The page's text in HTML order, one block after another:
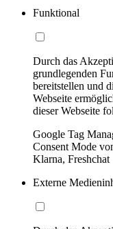
Funktional
Durch das
grundlegenden
bereitstellen und
Webseite
dieser Webseite
Google Tag
Consent Mode
Klarna, Freshchat
Externe